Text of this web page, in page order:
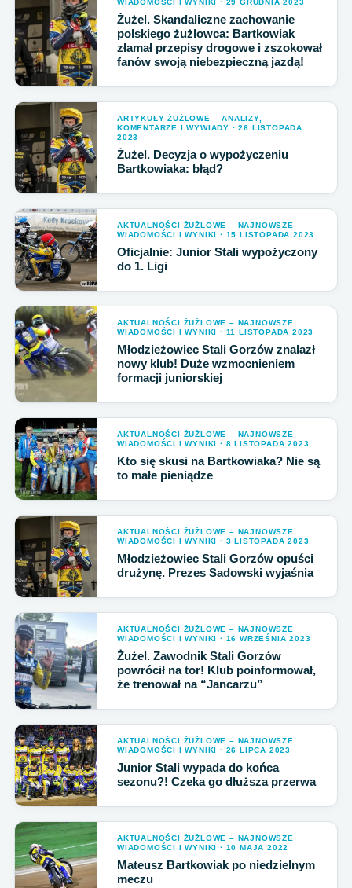
WIADOMOŚCI I WYNIKI · 29 GRUDNIA 2023
Żużel. Skandaliczne zachowanie
polskiego żużlowca: Bartkowiak
złamał przepisy drogowe i zszokował
fanów swoją niebezpieczną jazdą!
ARTYKUŁY ŻUŻLOWE – ANALIZY,
KOMENTARZE I WYWIADY · 26 LISTOPADA
2023
Żużel. Decyzja o wypożyczeniu
Bartkowiaka: błąd?
AKTUALNOŚCI ŻUŻLOWE – NAJNOWSZE
WIADOMOŚCI I WYNIKI · 15 LISTOPADA 2023
Oficjalnie: Junior Stali wypożyczony
do 1. Ligi
AKTUALNOŚCI ŻUŻLOWE – NAJNOWSZE
WIADOMOŚCI I WYNIKI · 11 LISTOPADA 2023
Młodzieżowiec Stali Gorzów znalazł
nowy klub! Duże wzmocnieniem
formacji juniorskiej
AKTUALNOŚCI ŻUŻLOWE – NAJNOWSZE
WIADOMOŚCI I WYNIKI · 8 LISTOPADA 2023
Kto się skusi na Bartkowiaka? Nie są
to małe pieniądze
AKTUALNOŚCI ŻUŻLOWE – NAJNOWSZE
WIADOMOŚCI I WYNIKI · 3 LISTOPADA 2023
Młodzieżowiec Stali Gorzów opuści
drużynę. Prezes Sadowski wyjaśnia
AKTUALNOŚCI ŻUŻLOWE – NAJNOWSZE
WIADOMOŚCI I WYNIKI · 16 WRZEŚNIA 2023
Żużel. Zawodnik Stali Gorzów
powrócił na tor! Klub poinformował,
że trenował na “Jancarzu”
AKTUALNOŚCI ŻUŻLOWE – NAJNOWSZE
WIADOMOŚCI I WYNIKI · 26 LIPCA 2023
Junior Stali wypada do końca
sezonu?! Czeka go dłuższa przerwa
AKTUALNOŚCI ŻUŻLOWE – NAJNOWSZE
WIADOMOŚCI I WYNIKI · 10 MAJA 2022
Mateusz Bartkowiak po niedzielnym
meczu